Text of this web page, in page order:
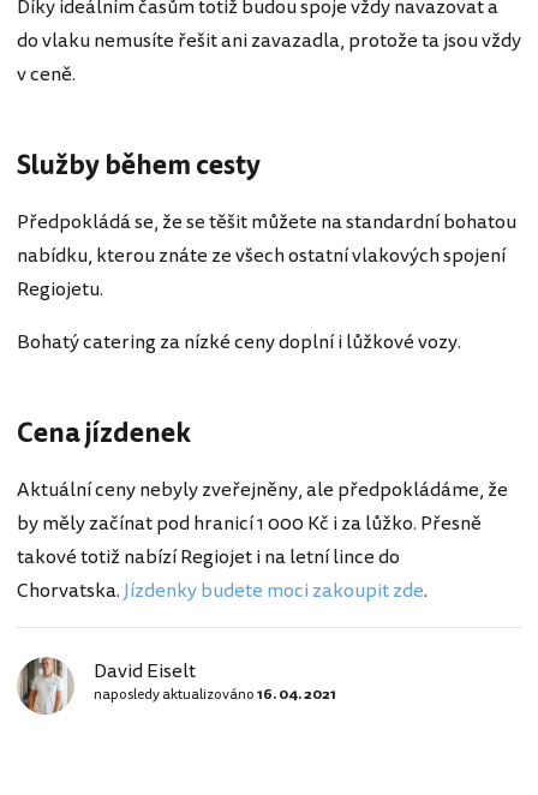
Díky ideálním časům totiž budou spoje vždy navazovat a
do vlaku nemusíte řešit ani zavazadla, protože ta jsou vždy
v ceně.
Služby během cesty
Předpokládá se, že se těšit můžete na standardní bohatou
nabídku, kterou znáte ze všech ostatní vlakových spojení
Regiojetu.
Bohatý catering za nízké ceny doplní i lůžkové vozy.
Cena jízdenek
Aktuální ceny nebyly zveřejněny, ale předpokládáme, že
by měly začínat pod hranicí 1 000 Kč i za lůžko. Přesně
takové totiž nabízí Regiojet i na letní lince do
Chorvatska.Jízdenky budete moci zakoupit zde.
David Eiselt
naposledy aktualizováno16. 04. 2021